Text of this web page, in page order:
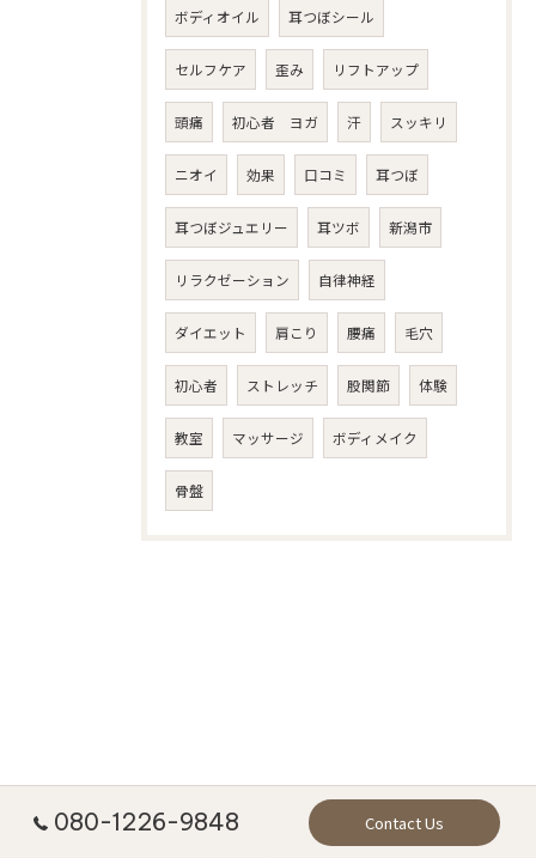
ボディオイル 耳つぼシール
セルフケア 歪み リフトアップ
頭痛 初心者 ヨガ 汗 スッキリ
ニオイ 効果 口コミ 耳つぼ
耳つぼジュエリー 耳ツボ 新潟市
リラクゼーション 自律神経
ダイエット 肩こり 腰痛 毛穴
初心者 ストレッチ 股関節 体験
教室 マッサージ ボディメイク
骨盤
080-1226-9848 Contact Us